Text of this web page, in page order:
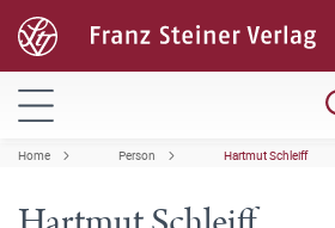
Home Person Hartmut Schleiff